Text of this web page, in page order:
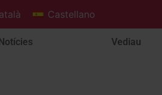
Castellano
Vediau